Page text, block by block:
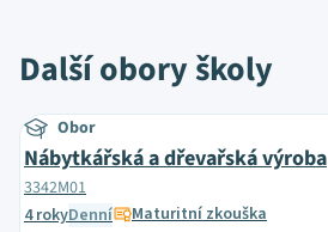
Další obory školy
Obor
Nábytkářská a dřevařská výroba
3342M01
4 rokyDenní Maturitní zkouška